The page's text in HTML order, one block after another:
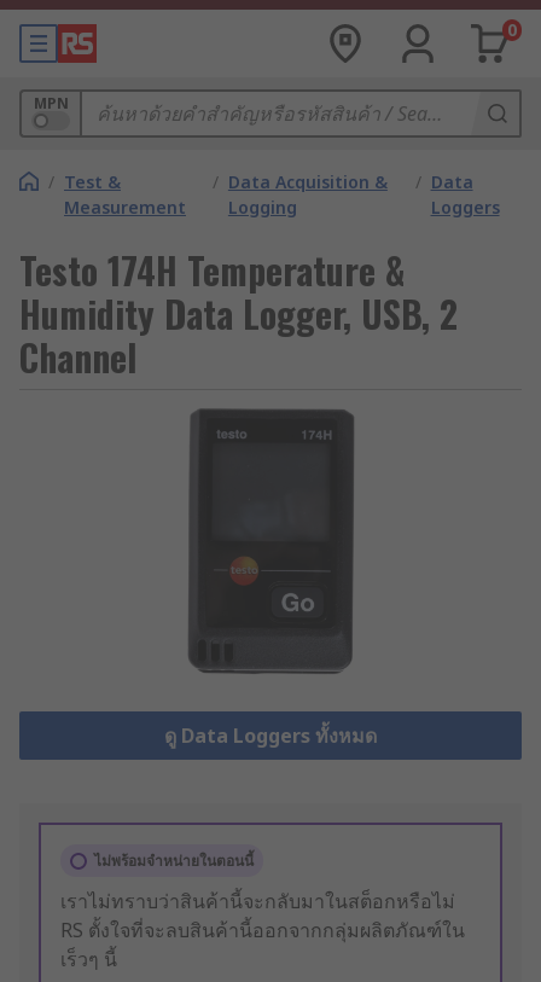
0
MPN
/ Test &
Measurement
/ Data Acquisition &
Logging
/ Data
Loggers
Testo 174H Temperature &
Humidity Data Logger, USB, 2
Channel
ดู Data Loggers ทั้งหมด
ไม่พร้อมจำหน่ายในตอนนี้
เราไม่ทราบว่าสินค้านี้จะกลับมาในสต็อกหรือไม่
RS ตั้งใจที่จะลบสินค้านี้ออกจากกลุ่มผลิตภัณฑ์ใน
เร็วๆ นี้